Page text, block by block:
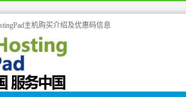
主机购买介绍及优惠码信息